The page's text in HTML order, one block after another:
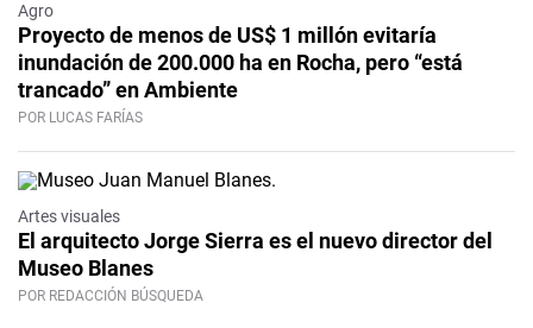
Agro
Proyecto de menos de US$ 1 millón evitaría
inundación de 200.000 ha en Rocha, pero “está
trancado” en Ambiente
POR LUCAS FARÍAS
Artes visuales
El arquitecto Jorge Sierra es el nuevo director del
Museo Blanes
POR REDACCIÓN BÚSQUEDA